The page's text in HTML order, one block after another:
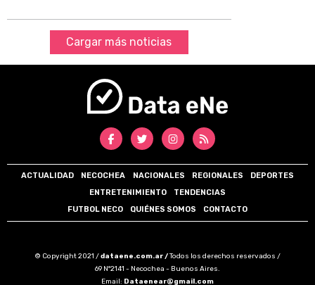
Cargar más noticias
ACTUALIDAD NECOCHEA NACIONALES REGIONALES
DEPORTES
ENTRETENIMIENTO
TENDENCIAS
FUTBOL NECO
QUIÉNES SOMOS CONTACTO
© Copyright 2021 /dataene.com.ar /Todos los derechos reservados /
69 N°2141 - Necochea - Buenos Aires.
Email: Dataenear@gmail.com